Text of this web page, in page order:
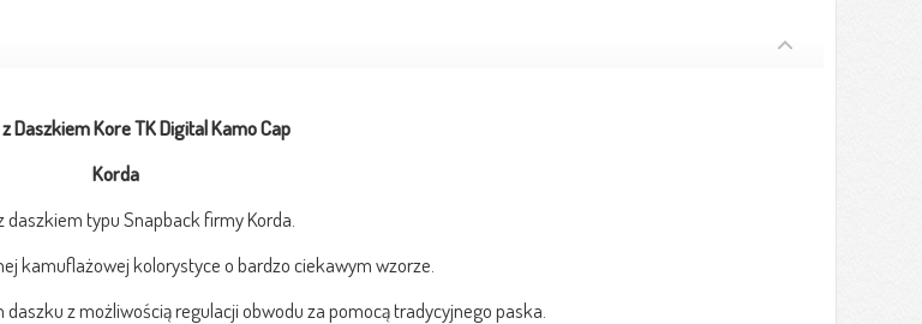
Daszkiem Kore TK Digital Kamo Cap
Korda
daszkiem typu Snapback firmy Korda.
kamuflażowej kolorystyce o bardzo ciekawym wzorze.
z możliwością regulacji obwodu za pomocą tradycyjnego paska.